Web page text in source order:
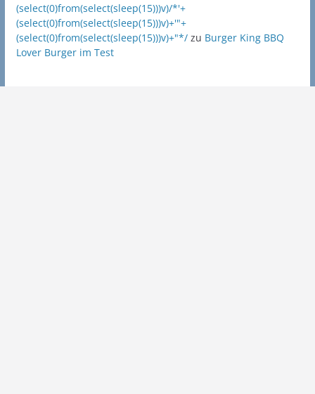
(select(0)from(select(sleep(15)))v)/*'+
(select(0)from(select(sleep(15)))v)+'"+
(select(0)from(select(sleep(15)))v)+"*/zu Burger King BBQ
Lover Burger im Test